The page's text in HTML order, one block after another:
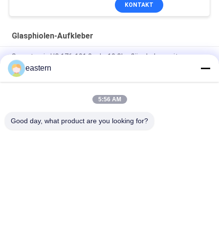
KONTAKT
Glasphiolen-Aufkleber
Somatropin HG 176-191 2 ml x 10 Glasfläschchen mit
Etiketten
Tren-Acetat-Fläschchen-Fläschchen-Etiketten mit
eastern
5:56 AM
Good day, what product are you looking for?